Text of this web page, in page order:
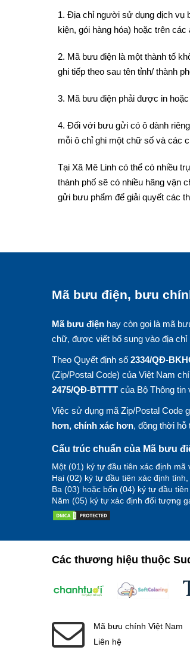
1. Địa chỉ người sử dụng dịch vụ
kiện, gói hàng hóa) hoặc trên các
2. Mã bưu điện là một thành tố
ghi tiếp theo sau tên tỉnh/ thành
3. Mã bưu điện phải được in
4. Đối với bưu gửi có ô dành
mỗi ô chỉ ghi một chữ số và các
Tại Xã Mê Linh có thể có nhiều
thành phố sẽ có nhiều hãng vận
gửi bưu phẩm để giải quyết các
Mã bưu điện, bưu
Mã bưu điện hay còn gọi là mã
chữ, được viết bổ sung vào địa
Theo Quyết định số 2334/QĐ-
(Zip/Postal Code) của Việt Nam
2475/QĐ-BTTTT của Bộ Thông tin
Việc sử dụng mã Zip/Postal Code
hơn, chính xác hơn, đồng thời hỗ
Cấu trúc chuẩn của Mã bưu
Một (01) ký tự đầu tiên xác định mã
Hai (02) ký tự đầu tiên xác định
Ba (03) hoặc bốn (04) ký tự đầu
Năm (05) ký tự xác định đối tượng
Các thương hiệu thuộc
Mã bưu chính Việt Nam
Liên hệ